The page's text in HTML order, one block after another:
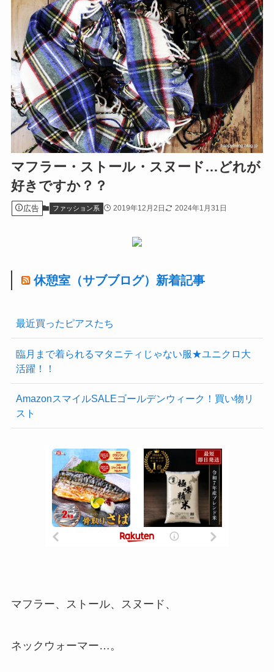
マフラー・ストール・スヌード…どれが
好きですか？？
広告 ファッション系 2019年12月2日 2024年1月31日
休憩室（サブブログ）新着記事
最近買ったピアスたち
臨月まで着られるマタニティじゃない服★ユニクロ大
活躍！！
AmazonスマイルSALEゴールデンウィーク！買い物リ
スト
マフラー、ストール、スヌード、
ネックウォーマー…。